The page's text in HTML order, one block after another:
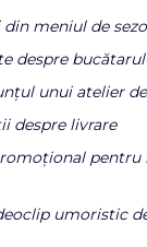
meniul de
despre
unui atelier
despre livrare
pentru
umoristic